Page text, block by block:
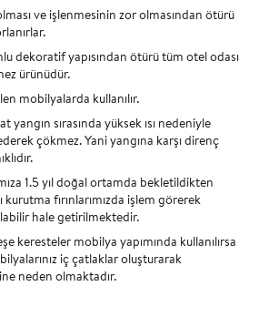
ve işlenmesinin zor olmasından ötürü
dekoratif yapısından ötürü tüm otel odası
ürünüdür.
mobilyalarda kullanılır.
yangın sırasında yüksek ısı nedeniyle
çökmez. Yani yangına karşı direnç
1.5 yıl doğal ortamda bekletildikten
fırınlarımızda işlem görerek
hale getirilmektedir.
keresteler mobilya yapımında kullanılırsa
iç çatlaklar oluşturarak
neden olmaktadır.